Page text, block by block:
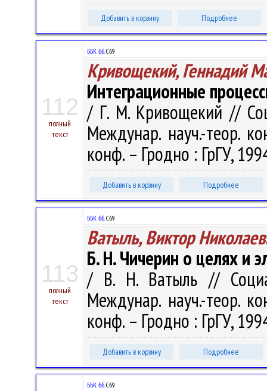
Добавить в корзину Подробнее
112
полный
текст
ББК 66.С69
Кривощекий, Геннадий
Интеграционные
/ Г. М. Кривощекий //
Междунар. науч.-теор.
конф. – Гродно : ГрГУ,
Добавить в корзину Подробнее
113
полный
текст
ББК 66.С69
Ватыль, Виктор
Б. Н. Чичерин о целях и
/ В. Н. Ватыль //
Междунар. науч.-теор.
конф. – Гродно : ГрГУ,
Добавить в корзину Подробнее
ББК 66.С69